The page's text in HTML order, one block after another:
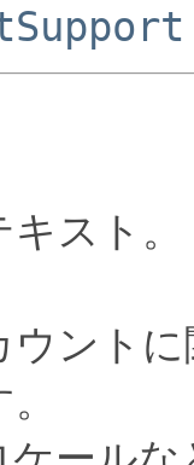
スト。
ント